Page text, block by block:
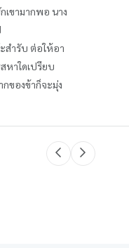
เขามากพอ นาง
สำรับ ต่อให้อา
หาใดเปรียบ
ของข้าก็จะมุ่ง